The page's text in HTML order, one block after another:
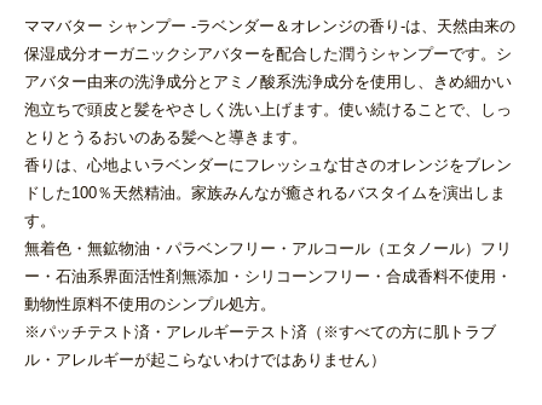
ママバター シャンプー -ラベンダー＆オレンジの香り-は、天然由来の
保湿成分オーガニックシアバターを配合した潤うシャンプーです。シ
アバター由来の洗浄成分とアミノ酸系洗浄成分を使用し、きめ細かい
泡立ちで頭皮と髪をやさしく洗い上げます。使い続けることで、しっ
とりとうるおいのある髪へと導きます。
香りは、心地よいラベンダーにフレッシュな甘さのオレンジをブレン
ドした100％天然精油。家族みんなが癒されるバスタイムを演出しま
す。
無着色・無鉱物油・パラベンフリー・アルコール（エタノール）フリ
ー・石油系界面活性剤無添加・シリコーンフリー・合成香料不使用・
動物性原料不使用のシンプル処方。
※パッチテスト済・アレルギーテスト済（※すべての方に肌トラブ
ル・アレルギーが起こらないわけではありません）